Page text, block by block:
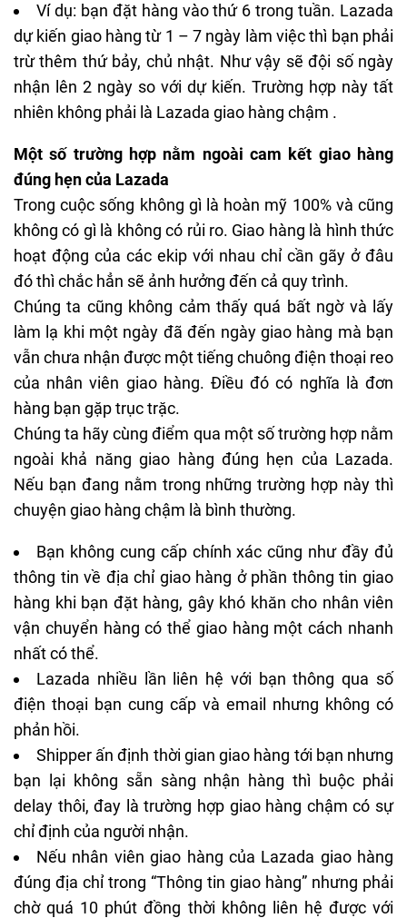
Ví dụ: bạn đặt hàng vào thứ 6 trong tuần. Lazada
dự kiến giao hàng từ 1 – 7 ngày làm việc thì bạn phải
trừ thêm thứ bảy, chủ nhật. Như vậy sẽ đội số ngày
nhận lên 2 ngày so với dự kiến. Trường hợp này tất
nhiên không phải là Lazada giao hàng chậm .
Một số trường hợp nằm ngoài cam kết giao hàng
đúng hẹn của Lazada
Trong cuộc sống không gì là hoàn mỹ 100% và cũng
không có gì là không có rủi ro. Giao hàng là hình thức
hoạt động của các ekip với nhau chỉ cần gãy ở đâu
đó thì chắc hẳn sẽ ảnh hưởng đến cả quy trình.
Chúng ta cũng không cảm thấy quá bất ngờ và lấy
làm lạ khi một ngày đã đến ngày giao hàng mà bạn
vẫn chưa nhận được một tiếng chuông điện thoại reo
của nhân viên giao hàng. Điều đó có nghĩa là đơn
hàng bạn gặp trục trặc.
Chúng ta hãy cùng điểm qua một số trường hợp nằm
ngoài khả năng giao hàng đúng hẹn của Lazada.
Nếu bạn đang nằm trong những trường hợp này thì
chuyện giao hàng chậm là bình thường.
Bạn không cung cấp chính xác cũng như đầy đủ
thông tin về địa chỉ giao hàng ở phần thông tin giao
hàng khi bạn đặt hàng, gây khó khăn cho nhân viên
vận chuyển hàng có thể giao hàng một cách nhanh
nhất có thể.
Lazada nhiều lần liên hệ với bạn thông qua số
điện thoại bạn cung cấp và email nhưng không có
phản hồi.
Shipper ấn định thời gian giao hàng tới bạn nhưng
bạn lại không sẵn sàng nhận hàng thì buộc phải
delay thôi, đay là trường hợp giao hàng chậm có sự
chỉ định của người nhận.
Nếu nhân viên giao hàng của Lazada giao hàng
đúng địa chỉ trong “Thông tin giao hàng” nhưng phải
chờ quá 10 phút đồng thời không liên hệ được với